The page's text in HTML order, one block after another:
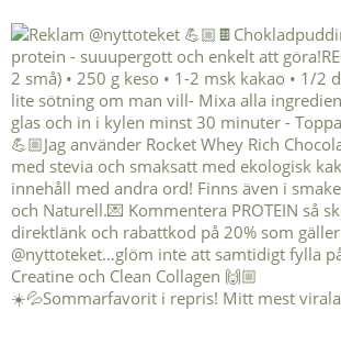
☀️💦Sommarfavorit i repris! Mitt mest virala